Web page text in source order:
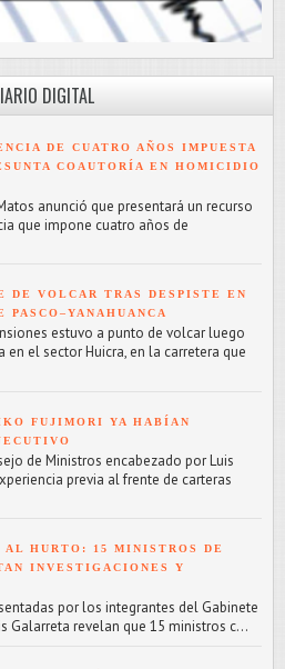
DIGITAL
DE CUATRO AÑOS IMPUESTA
COAUTORÍA EN HOMICIDIO
anunció que presentará un recurso
que impone cuatro años de
DE VOLCAR TRAS DESPISTE EN
PASCO–YANAHUANCA
estuvo a punto de volcar luego
en el sector Huicra, en la carretera que
FUJIMORI YA HABÍAN
de Ministros encabezado por Luis
previa al frente de carteras
HURTO: 15 MINISTROS DE
INVESTIGACIONES Y
por los integrantes del Gabinete
Galarreta revelan que 15 ministros c...